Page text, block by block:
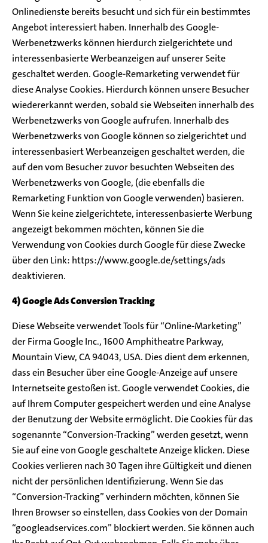
Onlinedienste bereits besucht und sich für ein bestimmtes
Angebot interessiert haben. Innerhalb des Google-
Werbenetzwerks können hierdurch zielgerichtete und
interessenbasierte Werbeanzeigen auf unserer Seite
geschaltet werden. Google-Remarketing verwendet für
diese Analyse Cookies. Hierdurch können unsere Besucher
wiedererkannt werden, sobald sie Webseiten innerhalb des
Werbenetzwerks von Google aufrufen. Innerhalb des
Werbenetzwerks von Google können so zielgerichtet und
interessenbasiert Werbeanzeigen geschaltet werden, die
auf den vom Besucher zuvor besuchten Webseiten des
Werbenetzwerks von Google, (die ebenfalls die
Remarketing Funktion von Google verwenden) basieren.
Wenn Sie keine zielgerichtete, interessenbasierte Werbung
angezeigt bekommen möchten, können Sie die
Verwendung von Cookies durch Google für diese Zwecke
über den Link: https://www.google.de/settings/ads
deaktivieren.
4) Google Ads Conversion Tracking
Diese Webseite verwendet Tools für “Online-Marketing”
der Firma Google Inc., 1600 Amphitheatre Parkway,
Mountain View, CA 94043, USA. Dies dient dem erkennen,
dass ein Besucher über eine Google-Anzeige auf unsere
Internetseite gestoßen ist. Google verwendet Cookies, die
auf Ihrem Computer gespeichert werden und eine Analyse
der Benutzung der Website ermöglicht. Die Cookies für das
sogenannte “Conversion-Tracking” werden gesetzt, wenn
Sie auf eine von Google geschaltete Anzeige klicken. Diese
Cookies verlieren nach 30 Tagen ihre Gültigkeit und dienen
nicht der persönlichen Identifizierung. Wenn Sie das
“Conversion-Tracking” verhindern möchten, können Sie
Ihren Browser so einstellen, dass Cookies von der Domain
“googleadservices.com” blockiert werden. Sie können auch